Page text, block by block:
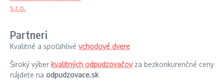
Partneri
Kvalitné a spoľahlivé vchodové dvere
Široký výber kvalitných odpudzovačovza bezkonkurenčné ceny
nájdete na odpudzovace.sk